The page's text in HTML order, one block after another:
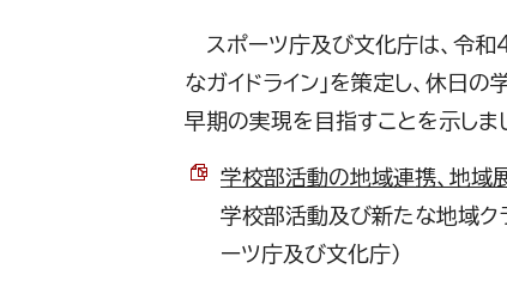
スポーツ庁及び文化庁は、令和
なガイドライン」を策定し、休日
早期の実現を目指すことを示しま
学校部活動の地域連携、地域
学校部活動及び新たな地域ク
ーツ庁及び文化庁）